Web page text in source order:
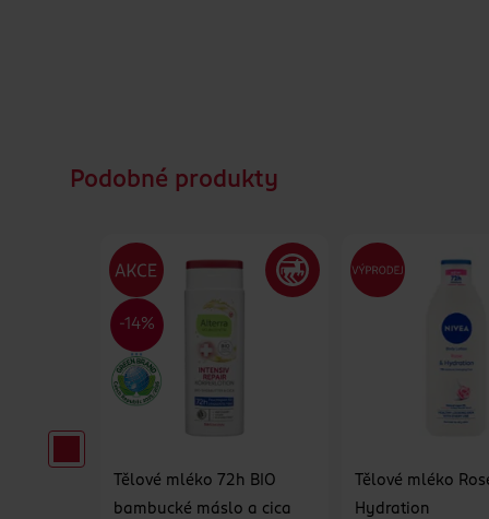
Podobné produkty
Tělové mléko 72h BIO
bambucké máslo a cica
Tělové mléko
Hydration